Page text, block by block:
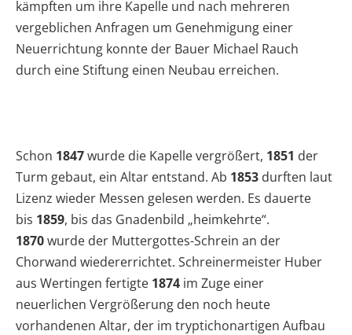
kämpften um ihre Kapelle und nach mehreren
vergeblichen Anfragen um Genehmigung einer
Neuerrichtung konnte der Bauer Michael Rauch
durch eine Stiftung einen Neubau erreichen.
Schon 1847wurde die Kapelle vergrößert, 1851 der
Turm gebaut, ein Altar entstand. Ab 1853 durften laut
Lizenz wieder Messen gelesen werden. Es dauerte
bis 1859, bis das Gnadenbild „heimkehrte“.
1870wurde der Muttergottes-Schrein an der
Chorwand wieder­errichtet. Schreinermeister Huber
aus Wertingen fertigte 1874 im Zuge einer
neuerlichen Vergrößerung den noch heute
vorhandenen Altar, der im tryptichonartigen Aufbau